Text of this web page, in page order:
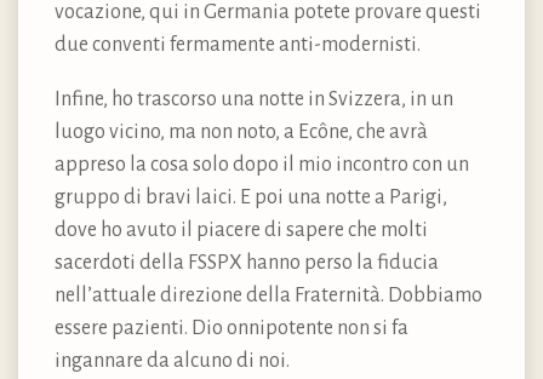
vocazione, qui in Germania potete provare questi
due conventi fermamente anti-modernisti.
Infine, ho trascorso una notte in Svizzera, in un
luogo vicino, ma non noto, a Ecône, che avrà
appreso la cosa solo dopo il mio incontro con un
gruppo di bravi laici. E poi una notte a Parigi,
dove ho avuto il piacere di sapere che molti
sacerdoti della FSSPX hanno perso la fiducia
nell’attuale direzione della Fraternità. Dobbiamo
essere pazienti. Dio onnipotente non si fa
ingannare da alcuno di noi.